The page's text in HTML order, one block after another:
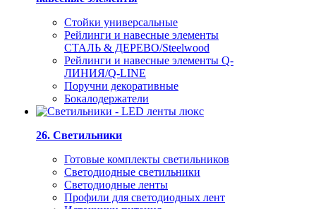
Стойки универсальные
Рейлинги и навесные элементы
СТАЛЬ & ДЕРЕВО/Steelwood
Рейлинги и навесные элементы Q-
ЛИНИЯ/Q-LINE
Поручни декоративные
Бокалодержатели
26. Светильники
Готовые комплекты светильников
Светодиодные светильники
Светодиодные ленты
Профили для светодиодных лент